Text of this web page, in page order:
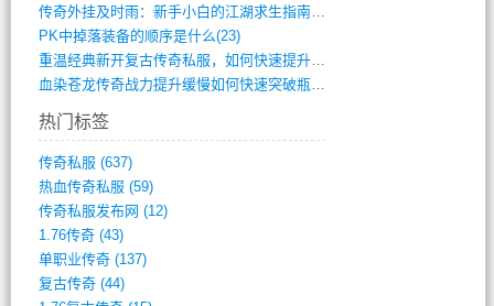
传奇外挂及时雨：新手小白的江湖求生指南(802)
PK中掉落装备的顺序是什么(23)
重温经典新开复古传奇私服，如何快速提升等(392)
血染苍龙传奇战力提升缓慢如何快速突破瓶颈(654)
热门标签
传奇私服 (637)
热血传奇私服 (59)
传奇私服发布网 (12)
1.76传奇(43)
单职业传奇(137)
复古传奇(44)